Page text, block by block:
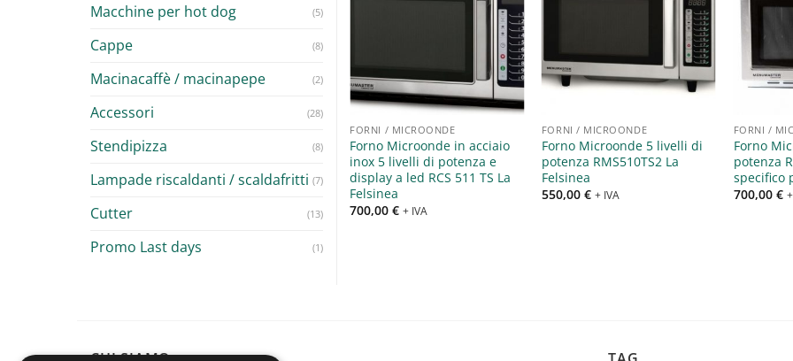
Macchine per hot dog (5)
Cappe (8)
Macinacaffè / macinapepe (2)
Accessori (28)
Stendipizza (8)
Lampade riscaldanti / scaldafritti (7)
Cutter (13)
Promo Last days (1)
Aggiungi
alla lista
desideri
FORNI / MICROONDE
Forno Microonde in acciaio
inox 5 livelli di potenza e
display a led RCS 511 TS La
Felsinea
700,00€ + IVA
Aggiungi
alla lista
dei
desideri
FORNI / MICROONDE
Forno Microonde 5 livelli di
potenza RMS510TS2 La
Felsinea
550,00 € + IVA
FORNI /
Forno
potenza
specifico
700,00 €
Aggiungi
dei
desideri
Linea FGI-FGI 9
Aggiungi
FORNI / MICROONDE
in vetro temperato e valvola
linea TR D